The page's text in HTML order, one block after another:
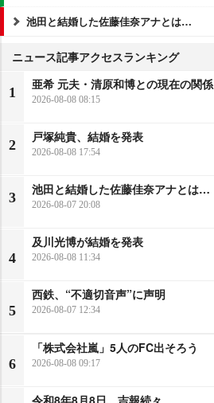
池田と結婚した佐藤佳奈アナとは…
ニュース記事アクセスランキング
1
亜希 元夫・清原和博との現在の関係
2026-08-08 08:15
2
戸塚純貴、結婚を発表
2026-08-08 17:54
3
池田と結婚した佐藤佳奈アナとは…
2026-08-07 20:08
4
及川光博が結婚を発表
2026-08-08 11:34
5
西鉄、“不適切音声”に声明
2026-08-07 12:34
6
「株式会社嵐」5人のFC出そろう
2026-08-08 09:17
令和8年8月8日、吉報続々